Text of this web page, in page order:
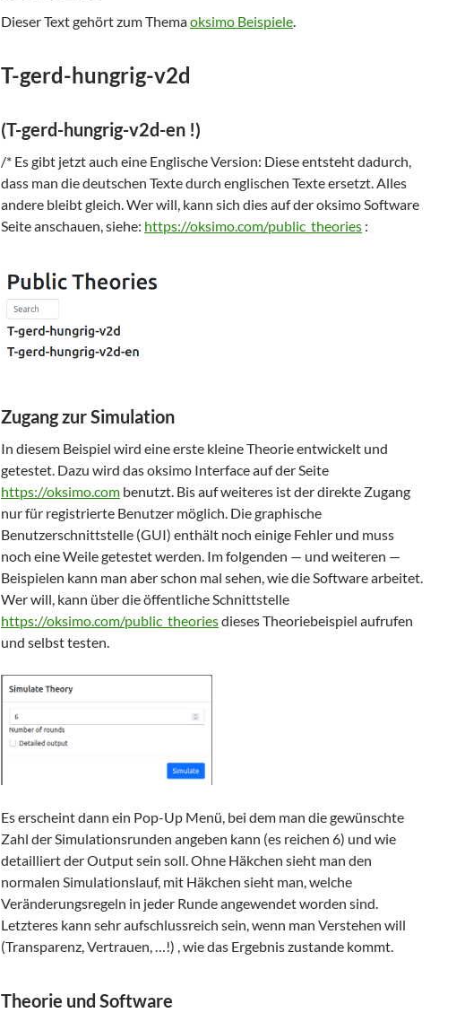
Dieser Text gehört zum Themaoksimo Beispiele.
T-gerd-hungrig-v2d
(T-gerd-hungrig-v2d-en !)
/* Es gibt jetzt auch eine Englische Version: Diese entsteht dadurch,
dass man die deutschen Texte durch englischen Texte ersetzt. Alles
andere bleibt gleich. Wer will, kann sich dies auf der oksimo Software
Seite anschauen, siehe: https://oksimo.com/public_theories :
Zugang zur Simulation
In diesem Beispiel wird eine erste kleine Theorie entwickelt und
getestet. Dazu wird das oksimo Interface auf der Seite
https://oksimo.com benutzt. Bis auf weiteres ist der direkte Zugang
nur für registrierte Benutzer möglich. Die graphische
Benutzerschnittstelle (GUI) enthält noch einige Fehler und muss
noch eine Weile getestet werden. Im folgenden — und weiteren —
Beispielen kann man aber schon mal sehen, wie die Software arbeitet.
Wer will, kann über die öffentliche Schnittstelle
https://oksimo.com/public_theoriesdieses Theoriebeispiel aufrufen
und selbst testen.
Es erscheint dann ein Pop-Up Menü, bei dem man die gewünschte
Zahl der Simulationsrunden angeben kann (es reichen 6) und wie
detailliert der Output sein soll. Ohne Häkchen sieht man den
normalen Simulationslauf, mit Häkchen sieht man, welche
Veränderungsregeln in jeder Runde angewendet worden sind.
Letzteres kann sehr aufschlussreich sein, wenn man Verstehen will
(Transparenz, Vertrauen, …!) , wie das Ergebnis zustande kommt.
Theorie und Software